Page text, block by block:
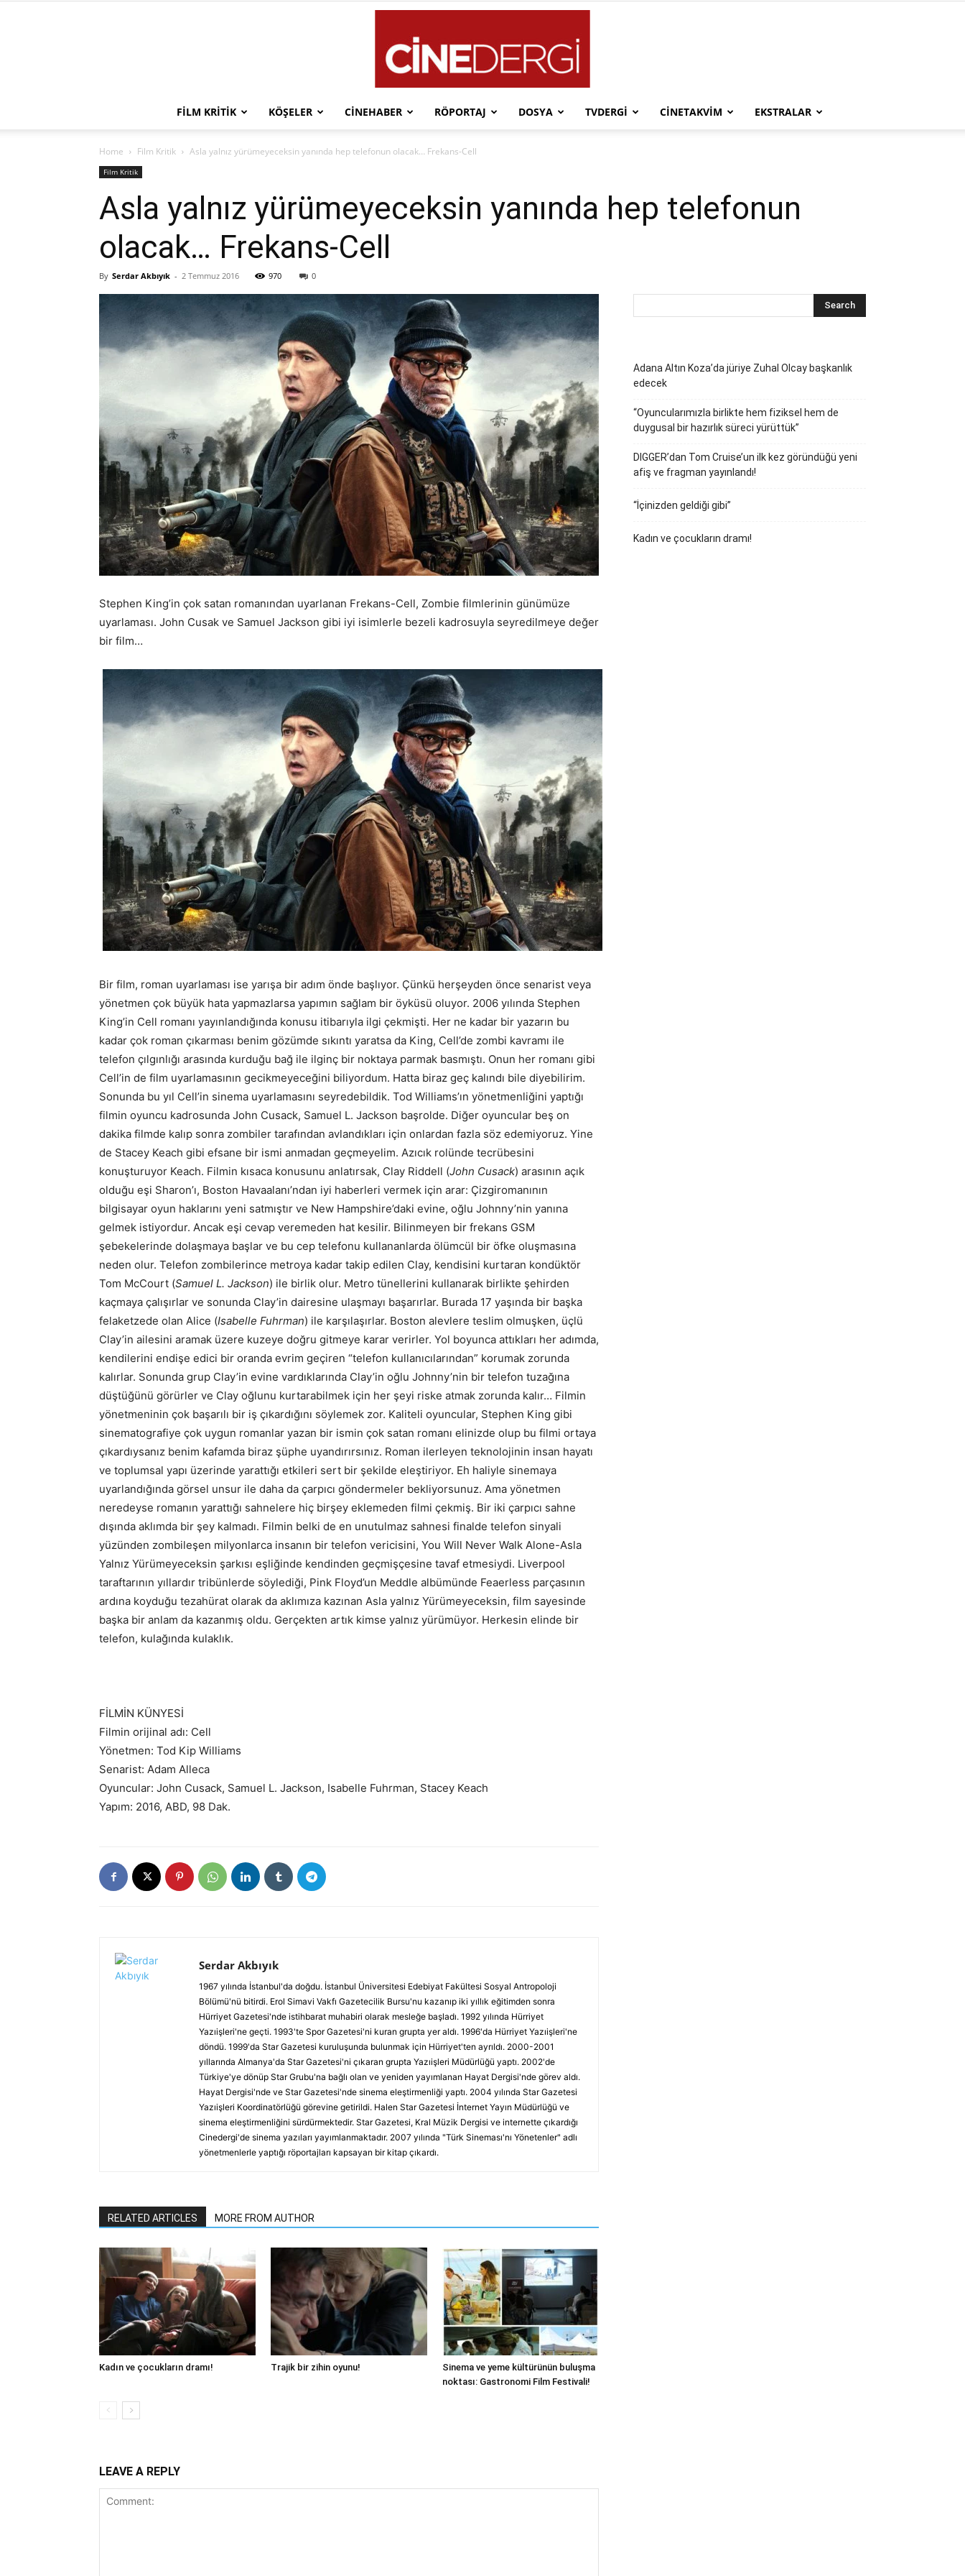
FILM KRITIK KÖŞELER CINEHABER RÖPORTAJ DOSYA TVDERGI CINETAKVIM EKSTRALAR
Home Film Kritik Asla yalnız yürümeyeceksin yanında hep telefonun olacak… Frekans-Cell
Film Kritik
Asla yalnız yürümeyeceksin yanında hep telefonun
olacak… Frekans-Cell
By Serdar Akbıyık - 2 Temmuz 2016 970 0
Stephen King’in çok satan romanından uyarlanan Frekans-Cell, Zombie filmlerinin günümüze
uyarlaması. John Cusak ve Samuel Jackson gibi iyi isimlerle bezeli kadrosuyla seyredilmeye değer
bir film…
Bir film, roman uyarlaması ise yarışa bir adım önde başlıyor. Çünkü herşeyden önce senarist veya
yönetmen çok büyük hata yapmazlarsa yapımın sağlam bir öyküsü oluyor. 2006 yılında Stephen
King’in Cell romanı yayınlandığında konusu itibarıyla ilgi çekmişti. Her ne kadar bir yazarın bu
kadar çok roman çıkarması benim gözümde sıkıntı yaratsa da King, Cell’de zombi kavramı ile
telefon çılgınlığı arasında kurduğu bağ ile ilginç bir noktaya parmak basmıştı. Onun her romanı gibi
Cell’in de film uyarlamasının gecikmeyeceğini biliyordum. Hatta biraz geç kalındı bile diyebilirim.
Sonunda bu yıl Cell’in sinema uyarlamasını seyredebildik. Tod Williams’ın yönetmenliğini yaptığı
filmin oyuncu kadrosunda John Cusack, Samuel L. Jackson başrolde. Diğer oyuncular beş on
dakika filmde kalıp sonra zombiler tarafından avlandıkları için onlardan fazla söz edemiyoruz. Yine
de Stacey Keach gibi efsane bir ismi anmadan geçmeyelim. Azıcık rolünde tecrübesini
konuşturuyor Keach. Filmin kısaca konusunu anlatırsak, Clay Riddell (John Cusack) arasının açık
olduğu eşi Sharon’ı, Boston Havaalanı’ndan iyi haberleri vermek için arar: Çizgiromanının
bilgisayar oyun haklarını yeni satmıştır ve New Hampshire’daki evine, oğlu Johnny’nin yanına
gelmek istiyordur. Ancak eşi cevap veremeden hat kesilir. Bilinmeyen bir frekans GSM
şebekelerinde dolaşmaya başlar ve bu cep telefonu kullananlarda ölümcül bir öfke oluşmasına
neden olur. Telefon zombilerince metroya kadar takip edilen Clay, kendisini kurtaran kondüktör
Tom McCourt (Samuel L. Jackson) ile birlik olur. Metro tünellerini kullanarak birlikte şehirden
kaçmaya çalışırlar ve sonunda Clay’in dairesine ulaşmayı başarırlar. Burada 17 yaşında bir başka
felaketzede olan Alice (Isabelle Fuhrman) ile karşılaşırlar. Boston alevlere teslim olmuşken, üçlü
Clay’in ailesini aramak üzere kuzeye doğru gitmeye karar verirler. Yol boyunca attıkları her adımda,
kendilerini endişe edici bir oranda evrim geçiren “telefon kullanıcılarından” korumak zorunda
kalırlar. Sonunda grup Clay’in evine vardıklarında Clay’in oğlu Johnny’nin bir telefon tuzağına
düştüğünü görürler ve Clay oğlunu kurtarabilmek için her şeyi riske atmak zorunda kalır… Filmin
yönetmeninin çok başarılı bir iş çıkardığını söylemek zor. Kaliteli oyuncular, Stephen King gibi
sinematografiye çok uygun romanlar yazan bir ismin çok satan romanı elinizde olup bu filmi ortaya
çıkardıysanız benim kafamda biraz şüphe uyandırırsınız. Roman ilerleyen teknolojinin insan hayatı
ve toplumsal yapı üzerinde yarattığı etkileri sert bir şekilde eleştiriyor. Eh haliyle sinemaya
uyarlandığında görsel unsur ile daha da çarpıcı göndermeler bekliyorsunuz. Ama yönetmen
neredeyse romanın yarattığı sahnelere hiç birşey eklemeden filmi çekmiş. Bir iki çarpıcı sahne
dışında aklımda bir şey kalmadı. Filmin belki de en unutulmaz sahnesi finalde telefon sinyali
yüzünden zombileşen milyonlarca insanın bir telefon vericisini, You Will Never Walk Alone-Asla
Yalnız Yürümeyeceksin şarkısı eşliğinde kendinden geçmişçesine tavaf etmesiydi. Liverpool
taraftarının yıllardır tribünlerde söylediği, Pink Floyd’un Meddle albümünde Feaerless parçasının
ardına koyduğu tezahürat olarak da aklımıza kazınan Asla yalnız Yürümeyeceksin, film sayesinde
başka bir anlam da kazanmış oldu. Gerçekten artık kimse yalnız yürümüyor. Herkesin elinde bir
telefon, kulağında kulaklık.
FİLMİN KÜNYESİ
Filmin orijinal adı: Cell
Yönetmen: Tod Kip Williams
Senarist: Adam Alleca
Oyuncular: John Cusack, Samuel L. Jackson, Isabelle Fuhrman, Stacey Keach
Yapım: 2016, ABD, 98 Dak.
Serdar Akbıyık
1967 yılında İstanbul'da doğdu. İstanbul Üniversitesi Edebiyat Fakültesi Sosyal Antropoloji
Bölümü'nü bitirdi. Erol Simavi Vakfı Gazetecilik Bursu'nu kazanıp iki yıllık eğitimden sonra
Hürriyet Gazetesi'nde istihbarat muhabiri olarak mesleğe başladı. 1992 yılında Hürriyet
Yazıişleri'ne geçti. 1993'te Spor Gazetesi'ni kuran grupta yer aldı. 1996'da Hürriyet Yazıişleri'ne
döndü. 1999'da Star Gazetesi kuruluşunda bulunmak için Hürriyet'ten ayrıldı. 2000-2001
yıllarında Almanya'da Star Gazetesi'ni çıkaran grupta Yazıişleri Müdürlüğü yaptı. 2002'de
Türkiye'ye dönüp Star Grubu'na bağlı olan ve yeniden yayımlanan Hayat Dergisi'nde görev aldı.
Hayat Dergisi'nde ve Star Gazetesi'nde sinema eleştirmenliği yaptı. 2004 yılında Star Gazetesi
Yazıişleri Koordinatörlüğü görevine getirildi. Halen Star Gazetesi İnternet Yayın Müdürlüğü ve
sinema eleştirmenliğini sürdürmektedir. Star Gazetesi, Kral Müzik Dergisi ve internette çıkardığı
Cinedergi'de sinema yazıları yayımlanmaktadır. 2007 yılında "Türk Sineması'nı Yönetenler" adlı
yönetmenlerle yaptığı röportajları kapsayan bir kitap çıkardı.
RELATED ARTICLES MORE FROM AUTHOR
Kadın ve çocukların dramı! Trajik bir zihin oyunu!
Sinema ve yeme kültürünün buluşma
noktası: Gastronomi Film Festivali!
LEAVE A REPLY
Adana Altın Koza’da jüriye Zuhal Olcay başkanlık
edecek
“Oyuncularımızla birlikte hem fiziksel hem de
duygusal bir hazırlık süreci yürüttük”
DIGGER’dan Tom Cruise’un ilk kez göründüğü yeni
afiş ve fragman yayınlandı!
“İçinizden geldiği gibi”
Kadın ve çocukların dramı!